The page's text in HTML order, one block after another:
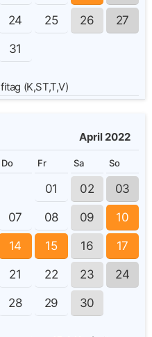
24 25 26 27
31
(K,ST,T,V)
April 2022
Do Fr Sa So
01 02 03
07 08 09 10
14 15 16 17
21 22 23 24
28 29 30